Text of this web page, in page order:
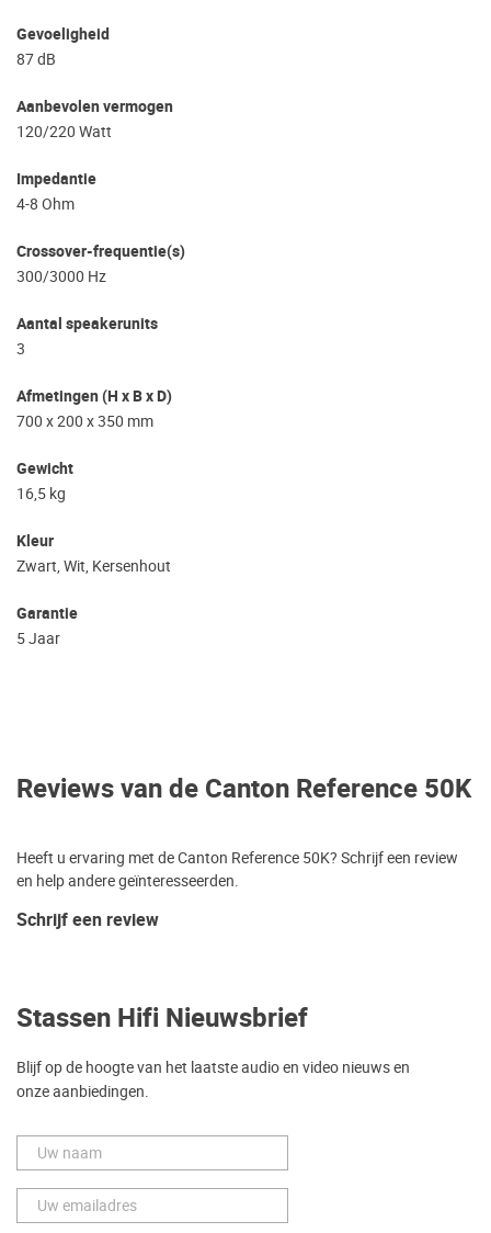
Gevoeligheid
87 dB
Aanbevolen vermogen
120/220 Watt
Impedantie
4-8 Ohm
Crossover-frequentie(s)
300/3000 Hz
Aantal speakerunits
3
Afmetingen (H x B x D)
700 x 200 x 350 mm
Gewicht
16,5 kg
Kleur
Zwart, Wit, Kersenhout
Garantie
5 Jaar
Reviews van de Canton Reference 50K
Heeft u ervaring met de Canton Reference 50K? Schrijf een review
en help andere geïnteresseerden.
Schrijf een review
Stassen Hifi Nieuwsbrief
Blijf op de hoogte van het laatste audio en video nieuws en
onze aanbiedingen.